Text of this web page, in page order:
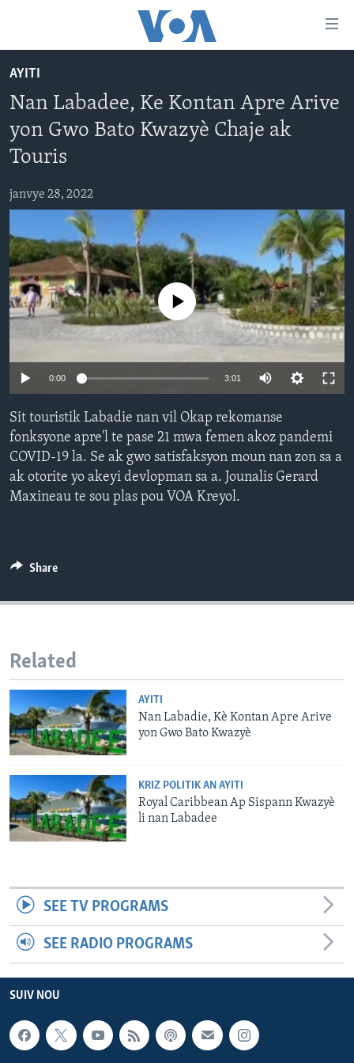
to
main
content
Skip
Navigation
to
Search
LÈZETAZINI
AMERIK LATIN
VIDEO
FLASHPOINT IKRÈN
Learning English
SUIV NOU
Languages
AYITI
Nan Labadee, Ke Kontan Apre Arive
yon Gwo Bato Kwazyè Chaje ak
Touris
janvye 28, 2022
No media source currently available
0:00 3:01
Sit touristik Labadie nan vil Okap rekomanse
fonksyone apre'l te pase 21 mwa femen akoz pandemi
COVID-19 la. Se ak gwo satisfaksyon moun nan zon sa a
ak otorite yo akeyi devlopman sa a. Jounalis Gerard
Maxineau te sou plas pou VOA Kreyol.
Share
Related
AYITI
Nan Labadie, Kè Kontan Apre Arive
yon Gwo Bato Kwazyè
KRIZ POLITIK AN AYITI
Royal Caribbean Ap Sispann Kwazyè
li nan Labadee
SEE TV PROGRAMS
SEE RADIO PROGRAMS
SUIV NOU